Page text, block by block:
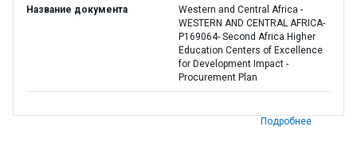
Название документа
Western and Central Africa -
WESTERN AND CENTRAL AFRICA-
P169064- Second Africa Higher
Education Centers of Excellence
for Development Impact -
Procurement Plan
Подробнее